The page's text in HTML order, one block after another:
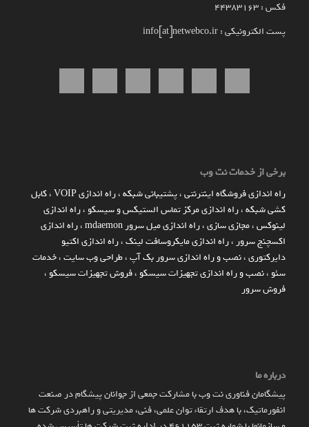
فکس : 44383163
پست الکترونیکی : info[at]netwebco.ir
برخی از خدمات نت وب
راه اندازي فروشگاه اينترنتي،پشتیبانی شبکه،راه اندازی VOIP ،کابل
کشی شبکه،راه اندازی مرکز تماس الستیکس و سیسکو ،راه اندازی
لینوکس،مجازی سازی،راه اندازی میل سرور mdaemon ،راه اندازی
اکسچنج سرور ،راه اندازی مایکروسافت لینک،راه اندازی اکتیو
دایرکتوری،نصب و راه اندازی سرور بک آپ،طراحی وب سایت،خدمات
سئو ،نصب و راه اندازی تجهیزات سیسکو ،فروش تجهیزات سیسکو ،
فروش سرور
درباره ما
پیشگامان فناوری نت وب با مشارکت جمعی از جوانان پیشگام در صنعت
انفورماتیک، با هدف ارتقاء توان علمی، فنی، مدیریتی و راهبردی شرکت ها